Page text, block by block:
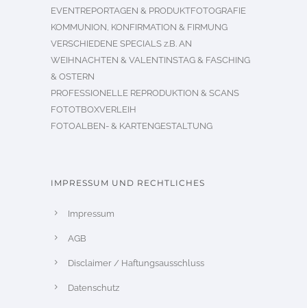
EVENTREPORTAGEN & PRODUKTFOTOGRAFIE
KOMMUNION, KONFIRMATION & FIRMUNG
VERSCHIEDENE SPECIALS z.B. AN
WEIHNACHTEN & VALENTINSTAG & FASCHING
& OSTERN
PROFESSIONELLE REPRODUKTION & SCANS
FOTOTBOXVERLEIH
FOTOALBEN- & KARTENGESTALTUNG
IMPRESSUM UND RECHTLICHES
Impressum
AGB
Disclaimer / Haftungsausschluss
Datenschutz